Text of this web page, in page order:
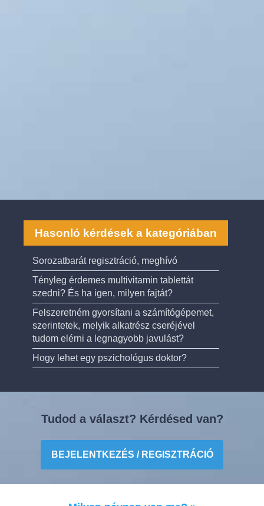
Hasonló kérdések a kategóriában
Sorozatbarát regisztráció, meghívó
Tényleg érdemes multivitamin tablettát
szedni? És ha igen, milyen fajtát?
Felszeretném gyorsítani a számítógépemet,
szerintetek, melyik alkatrész cseréjével
tudom elérni a legnagyobb javulást?
Hogy lehet egy pszichológus doktor?
Tudod a választ? Kérdésed van?
BEJELENTKEZÉS / REGISZTRÁCIÓ